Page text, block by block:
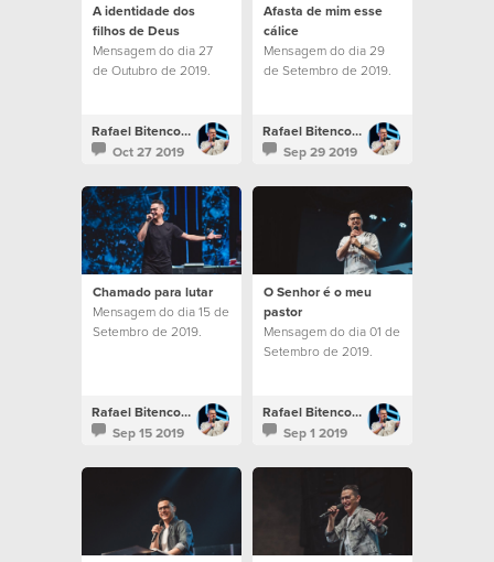
A identidade dos
filhos de Deus
Mensagem do dia 27
de Outubro de 2019.
Rafael Bitencourt
Oct 27 2019
Afasta de mim esse
cálice
Mensagem do dia 29
de Setembro de 2019.
Rafael Bitencourt
Sep 29 2019
Chamado para lutar
Mensagem do dia 15 de
Setembro de 2019.
Rafael Bitencourt
Sep 15 2019
O Senhor é o meu
pastor
Mensagem do dia 01 de
Setembro de 2019.
Rafael Bitencourt
Sep 1 2019